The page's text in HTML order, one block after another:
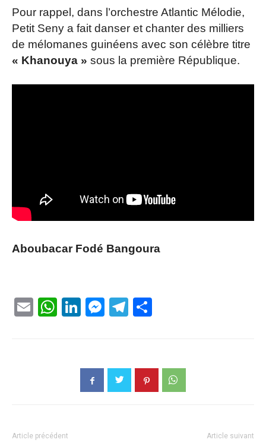
Pour rappel, dans l’orchestre Atlantic Mélodie,
Petit Seny a fait danser et chanter des milliers
de mélomanes guinéens avec son célèbre titre
« Khanouya » sous la première République.
Aboubacar Fodé Bangoura
EmailWhatsApp
LinkedIn
Messenger
Telegram
Article précédent Article suivant